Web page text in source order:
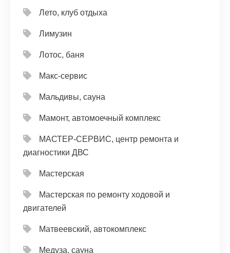
Лето, клуб отдыха
Лимузин
Лотос, баня
Макс-сервис
Мальдивы, сауна
Мамонт, автомоечный комплекс
МАСТЕР-СЕРВИС, центр ремонта и
диагностики ДВС
Мастерская
Мастерская по ремонту ходовой и
двигателей
Матвеевский, автокомплекс
Медуза, сауна